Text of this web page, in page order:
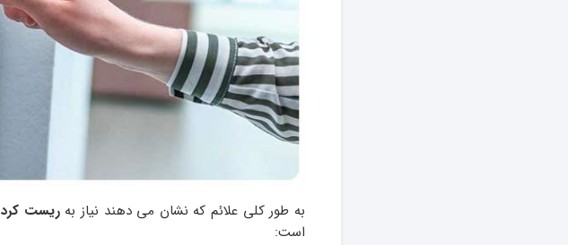
به طور کلی علائم که نشان می‌ دهند نیاز بهریست
است: